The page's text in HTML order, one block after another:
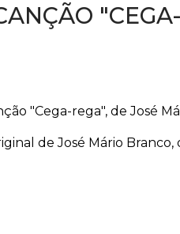
"Cega-rega", de José
de José Mário